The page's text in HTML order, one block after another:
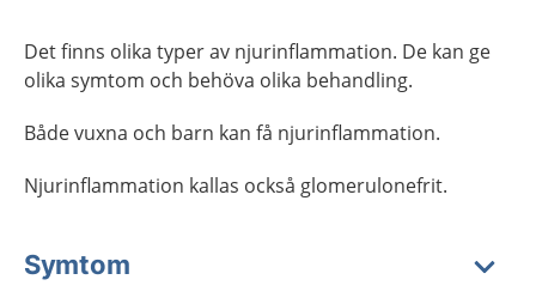
Det finns olika typer av njurinflammation. De kan ge
olika symtom och behöva olika behandling.
Både vuxna och barn kan få njurinflammation.
Njurinflammation kallas också glomerulonefrit.
Symtom